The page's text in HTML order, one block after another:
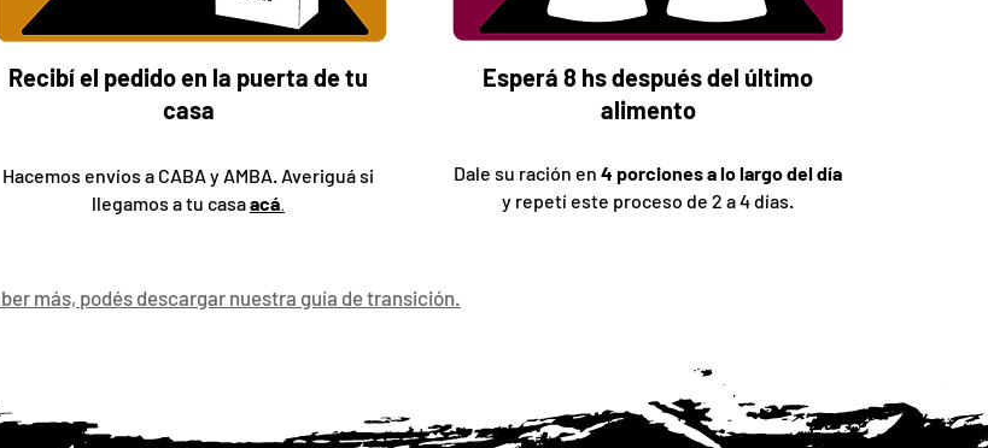
Recibí el pedido en la puerta detu
casa
Hacemos envíos a CABA y AMBA. Averiguá si
llegamos a tu casaacá
Esperá 8 hs después del último
alimento
Dale su ración en 4 porciones a lo largo del día
y repetí este proceso de 2 a 4 días.
más, podés descargar nuestra guía de transición.